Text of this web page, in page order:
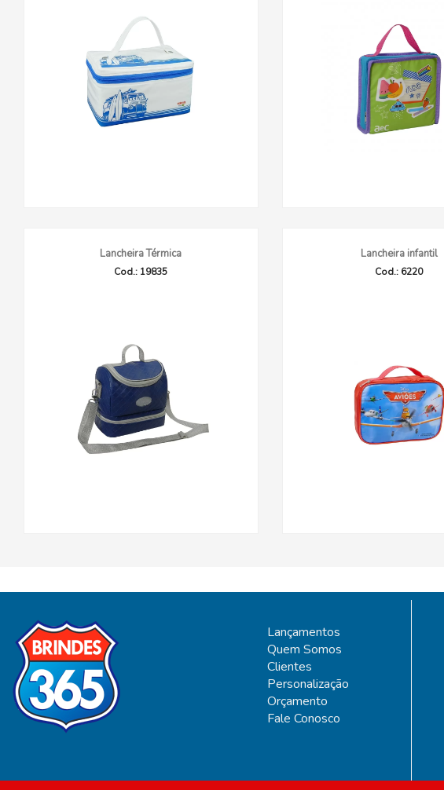
Lancheira Térmica
Cod.: 19835
Lancheira infantil
Cod.: 6220
Lançamentos
Quem Somos
Clientes
Personalização
Orçamento
Fale Conosco